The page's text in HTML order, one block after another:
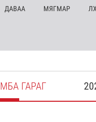
ДАВАА МЯГМАР ЛХ
МБА ГАРАГ